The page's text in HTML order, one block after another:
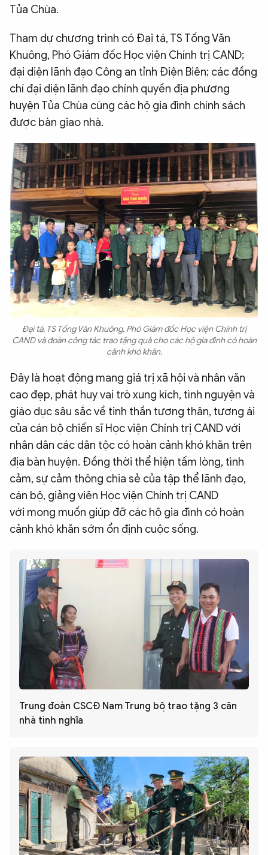
Tủa Chùa.
Tham dự chương trình có Đại tá, TS Tống Văn
Khuông, Phó Giám đốc Học viện Chính trị CAND;
đại diện lãnh đạo Công an tỉnh Điện Biên; các đồng
chí đại diện lãnh đạo chính quyền địa phương
huyện Tủa Chùa cùng các hộ gia đình chính sách
được bàn giao nhà.
Đại tá, TS Tống Văn Khuông, Phó Giám đốc Học viện Chính trị
CAND và đoàn công tác trao tặng quà cho các hộ gia đình có hoàn
cảnh khó khăn.
Đây là hoạt động mang giá trị xã hội và nhân văn
cao đẹp, phát huy vai trò xung kích, tình nguyện và
giáo dục sâu sắc về tinh thần tương thân, tương ái
của cán bộ chiến sĩ Học viện Chính trị CAND với
nhân dân các dân tộc có hoàn cảnh khó khăn trên
địa bàn huyện. Đồng thời thể hiện tấm lòng, tình
cảm, sự cảm thông chia sẻ của tập thể lãnh đạo,
cán bộ, giảng viên Học viện Chính trị CAND
với mong muốn giúp đỡ các hộ gia đình có hoàn
cảnh khó khăn sớm ổn định cuộc sống.
Trung đoàn CSCĐ Nam Trung bộ trao tặng 3 căn
nhà tình nghĩa